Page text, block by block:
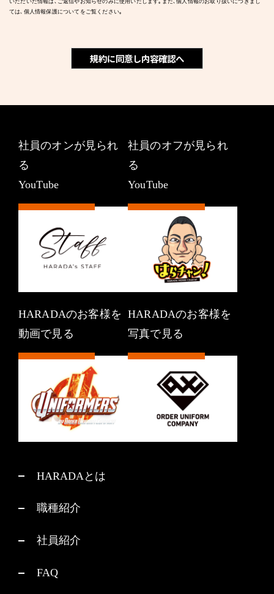
ては､ 個人情報保護について をご覧ください｡
規約に同意し内容確認へ
社員のオンが見られ
る
YouTube
社員のオフが見られ
る
YouTube
HARADAのお客様を
動画で見る
HARADAのお客様を
写真で見る
HARADAとは
職種紹介
社員紹介
FAQ